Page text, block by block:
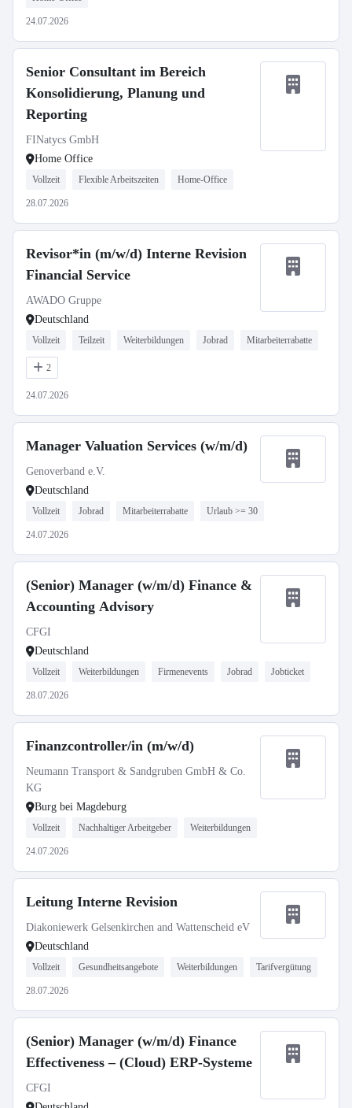
24.07.2026
Senior Consultant im Bereich
Konsolidierung, Planung und
Reporting
FINatycs GmbH
Home Office
Vollzeit Flexible Arbeitszeiten Home-Office
28.07.2026
Revisor*in (m/w/d) Interne Revision
Financial Service
AWADO Gruppe
Deutschland
Vollzeit Teilzeit Weiterbildungen Jobrad Mitarbeiterrabatte
2
24.07.2026
Manager Valuation Services (w/m/d)
Genoverband e.V.
Deutschland
Vollzeit Jobrad Mitarbeiterrabatte Urlaub >= 30
24.07.2026
(Senior) Manager (w/m/d) Finance &
Accounting Advisory
CFGI
Deutschland
Vollzeit Weiterbildungen Firmenevents Jobrad Jobticket
28.07.2026
Finanzcontroller/in (m/w/d)
Neumann Transport & Sandgruben GmbH & Co.
KG
Burg bei Magdeburg
Vollzeit Nachhaltiger Arbeitgeber Weiterbildungen
24.07.2026
Leitung Interne Revision
Diakoniewerk Gelsenkirchen and Wattenscheid eV
Deutschland
Vollzeit Gesundheitsangebote Weiterbildungen Tarifvergütung
28.07.2026
(Senior) Manager (w/m/d) Finance
Effectiveness – (Cloud) ERP-Systeme
CFGI